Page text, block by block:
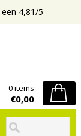
4,81/5
0 items
€0,00